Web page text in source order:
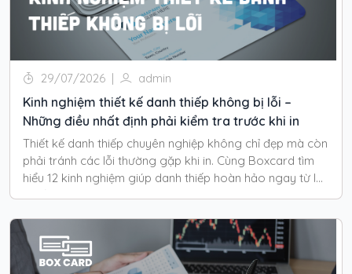
29/07/2026 | admin
Kinh nghiệm thiết kế danh thiếp không bị lỗi –
Những điều nhất định phải kiểm tra trước khi in
Thiết kế danh thiếp chuyên nghiệp không chỉ đẹp mà còn
phải tránh các lỗi thường gặp khi in. Cùng Boxcard tìm
hiểu 12 kinh nghiệm giúp danh thiếp hoàn hảo ngay từ lần
in đầu tiên.